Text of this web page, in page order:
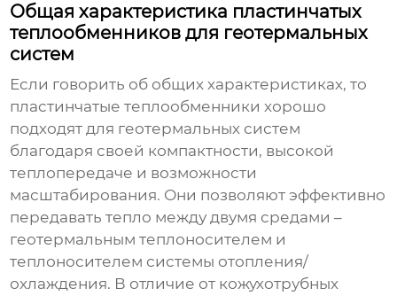
Общая характеристика пластинчатых
теплообменников для геотермальных
систем
Если говорить об общих характеристиках, то
пластинчатые теплообменники хорошо
подходят для геотермальных систем
благодаря своей компактности, высокой
теплопередаче и возможности
масштабирования. Они позволяют эффективно
передавать тепло между двумя средами –
геотермальным теплоносителем и
теплоносителем системы отопления/
охлаждения. В отличие от кожухотрубных